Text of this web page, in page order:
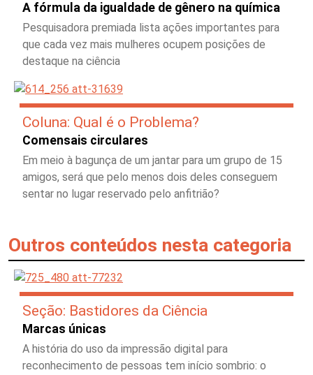
A fórmula da igualdade de gênero na química
Pesquisadora premiada lista ações importantes para
que cada vez mais mulheres ocupem posições de
destaque na ciência
Coluna: Qual é o Problema?
Comensais circulares
Em meio à bagunça de um jantar para um grupo de 15
amigos, será que pelo menos dois deles conseguem
sentar no lugar reservado pelo anfitrião?
Outros conteúdos nesta categoria
Seção: Bastidores da Ciência
Marcas únicas
A história do uso da impressão digital para
reconhecimento de pessoas tem início sombrio: o